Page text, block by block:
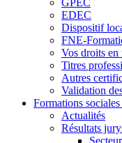
GPEC
EDEC
Dispositif
FNE-
Vos droits en
Titres
Autres
Validation
Formations
Actualités
Résultats